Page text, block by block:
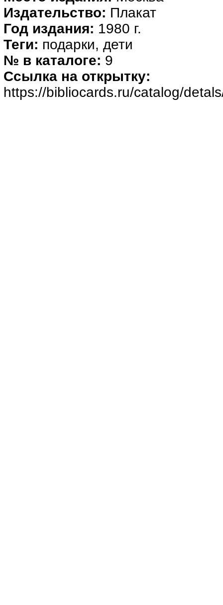
Издательство: Плакат
Год издания: 1980 г.
Теги: подарки, дети
№ в каталоге: 9
Ссылка на открытку:
https://bibliocards.ru/catalog/